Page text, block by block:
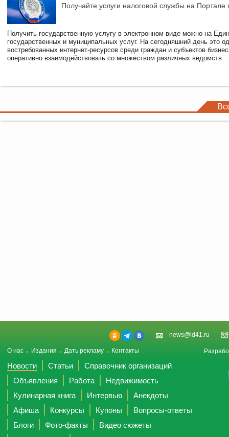
Получайте услуги налоговой службы на Портале
Получить государственную услугу в электронном виде можно на
государственных и муниципальных услуг. На сегодняшний день это
востребованных интернет-ресурсов среди граждан и субъектов
оперативно взаимодействовать со множеством различных ведомств.
news@id41.ru
О нас Издания Дать рекламу Контакты
Новости Статьи
Справочник организаций
Объявления
Работа
Недвижимость
Кулинарная книга
Интервью
Анекдоты
Афиша
Конкурсы Купоны
Вопросы-ответы
Блоги
Фото-факты
Видео сюжеты